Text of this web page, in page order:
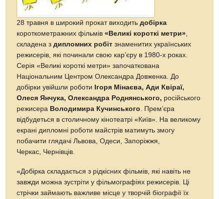
28 травня в широкий прокат виходитьдобірка
короткометражних фільмів«Великі короткі метри»
складена здипломних робіт знаменитих українських
режисерів, які починали свою кар’єру в 1980-х роках.
Серія «Великі короткі метри» започаткована
Національним Центром Олександра Довженка. До
добірки увійшли роботи
Ігоря Мінаєва, Ади Квіраї,
Олеся Янчука, Олександра Роднянського, російського
режисера Володимира Кучинського . Прем’єра
відбудеться в столичному кінотеатрі «Київ». На великому
екрані дипломні роботи майстрів матимуть змогу
побачити глядачі Львова, Одеси, Запоріжжя,
Черкас, Чернівців.
«Добірка складається з рідкісних фільмів, які навіть не
завжди можна зустріти у фільмографіях режисерів. Ці
стрічки займають важливе місце у творчій біографії їх